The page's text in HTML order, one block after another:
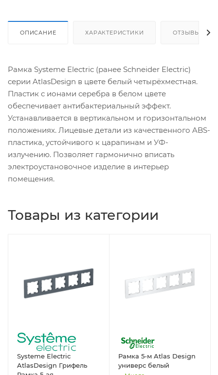
ОПИСАНИЕ ХАРАКТЕРИСТИКИ ОТЗЫВЫ
Рамка Systeme Electric (ранее Schneider Electric)
серии AtlasDesign в цвете белый четырёхместная.
Пластик с ионами серебра в белом цвете
обеспечивает антибактериальный эффект.
Устанавливается в вертикальном и горизонтальном
положениях. Лицевые детали из качественного ABS-
пластика, устойчивого к царапинам и УФ-
излучению. Позволяет гармонично вписать
электроустановочное изделие в интерьер
помещения.
Товары из категории
Systeme Electric
AtlasDesign Грифель
Рамка 5-м Atlas Design
универс белый